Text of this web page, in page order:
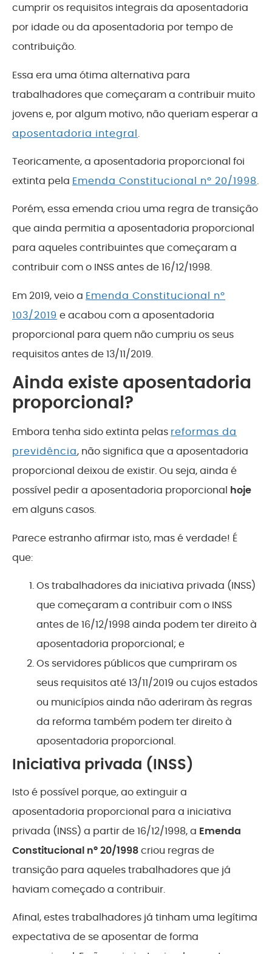
cumprir os requisitos integrais da aposentadoria
por idade ou da aposentadoria por tempo de
contribuição.
Essa era uma ótima alternativa para
trabalhadores que começaram a contribuir muito
jovens e, por algum motivo, não queriam esperar a
aposentadoria integral.
Teoricamente, a aposentadoria proporcional foi
extinta pela Emenda Constitucional nº 20/1998.
Porém, essa emenda criou uma regra de transição
que ainda permitia a aposentadoria proporcional
para aqueles contribuintes que começaram a
contribuir com o INSS antes de 16/12/1998.
Em 2019, veio a Emenda Constitucional nº
103/2019 e acabou com a aposentadoria
proporcional para quem não cumpriu os seus
requisitos antes de 13/11/2019.
Ainda existe aposentadoria
proporcional?
Embora tenha sido extinta pelas reformas da
previdência, não significa que a aposentadoria
proporcional deixou de existir. Ou seja, ainda é
possível pedir a aposentadoria proporcional hoje
em alguns casos.
Parece estranho afirmar isto, mas é verdade! É
que:
Os trabalhadores da iniciativa privada (INSS)
que começaram a contribuir com o INSS
antes de 16/12/1998 ainda podem ter direito à
aposentadoria proporcional; e
Os servidores públicos que cumpriram os
seus requisitos até 13/11/2019 ou cujos estados
ou municípios ainda não aderiram às regras
da reforma também podem ter direito à
aposentadoria proporcional.
Iniciativa privada (INSS)
Isto é possível porque, ao extinguir a
aposentadoria proporcional para a iniciativa
privada (INSS) a partir de 16/12/1998, a Emenda
Constitucional nº 20/1998criou regras de
transição para aqueles trabalhadores que já
haviam começado a contribuir.
Afinal, estes trabalhadores já tinham uma legítima
expectativa de se aposentar de forma